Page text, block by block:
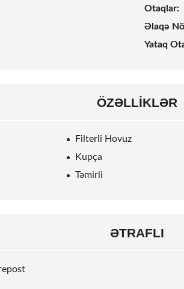
Otaqlar:
Əlaqə
Yataq
ÖZƏLLIKLƏR
Filterli Hovuz
Kupça
Təmirli
ƏTRAFLI